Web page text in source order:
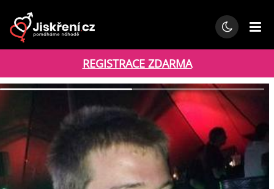
REGISTRACE ZDARMA